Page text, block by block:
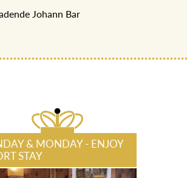
Johann Bar
& MONDAY - ENJOY
STAY